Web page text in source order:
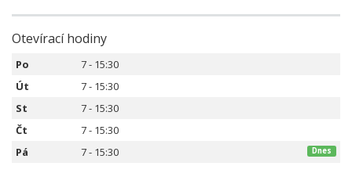
Otevírací hodiny
Po
7 - 15:30
Út
7 - 15:30
St
7 - 15:30
Čt
7 - 15:30
Pá
7 - 15:30 Dnes